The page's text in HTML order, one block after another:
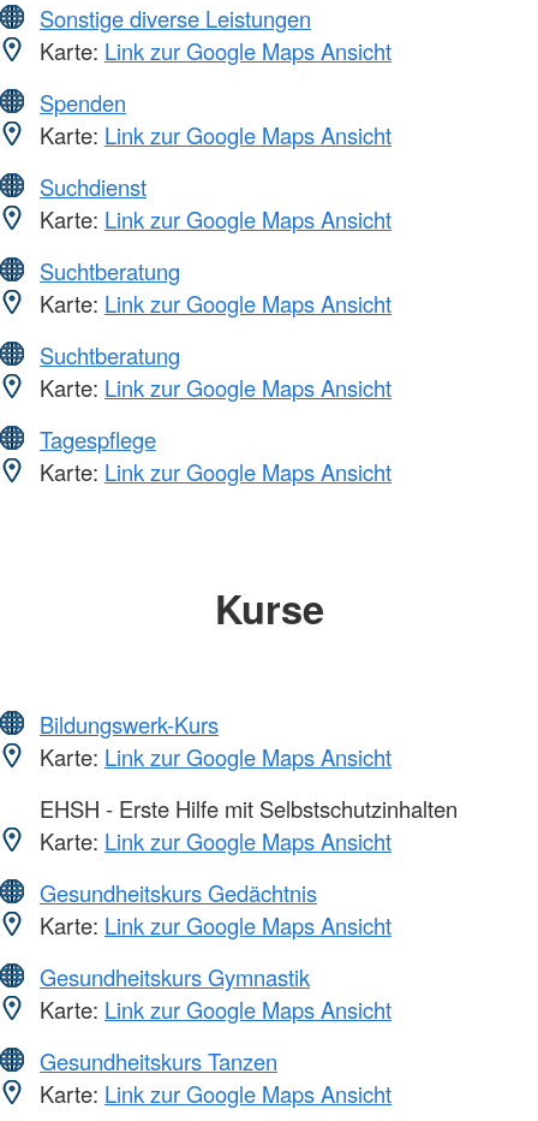
Sonstige diverse Leistungen
Karte: Link zur Google Maps Ansicht
Spenden
Karte: Link zur Google Maps Ansicht
Suchdienst
Karte: Link zur Google Maps Ansicht
Suchtberatung
Karte: Link zur Google Maps Ansicht
Suchtberatung
Karte: Link zur Google Maps Ansicht
Tagespflege
Karte: Link zur Google Maps Ansicht
Kurse
Bildungswerk-Kurs
Karte: Link zur Google Maps Ansicht
EHSH - Erste Hilfe mit Selbstschutzinhalten
Karte: Link zur Google Maps Ansicht
Gesundheitskurs Gedächtnis
Karte: Link zur Google Maps Ansicht
Gesundheitskurs Gymnastik
Karte: Link zur Google Maps Ansicht
Gesundheitskurs Tanzen
Karte: Link zur Google Maps Ansicht